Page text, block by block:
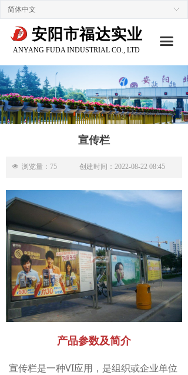
安阳市福达实业
ANYANG FUDA INDUSTRIAL CO., LTD
끀
ꀅ
简体中文
宣传栏
创建时间： 2022-08-22 08:45
넶 浏览量： 75
宣传栏是一种VI应用，是组织或企业单位
产品参数及简介